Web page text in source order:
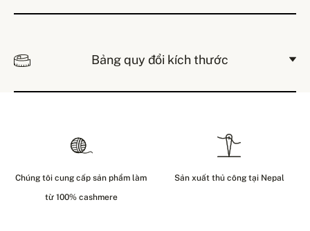
Bảng quy đổi kích thước
Chúng tôi cung cấp sản phẩm làm
từ 100% cashmere
Sản xuất thủ công tại Nepal